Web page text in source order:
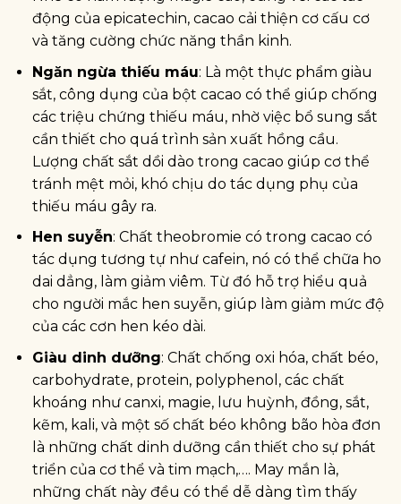
động của epicatechin, cacao cải thiện cơ cấu cơ
và tăng cường chức năng thần kinh.
Ngăn ngừa thiếu máu: Là một thực phẩm giàu
sắt, công dụng của bột cacao có thể giúp chống
các triệu chứng thiếu máu, nhờ việc bổ sung sắt
cần thiết cho quá trình sản xuất hồng cầu.
Lượng chất sắt dồi dào trong cacao giúp cơ thể
tránh mệt mỏi, khó chịu do tác dụng phụ của
thiếu máu gây ra.
Hen suyễn: Chất theobromie có trong cacao có
tác dụng tương tự như cafein, nó có thể chữa ho
dai dẳng, làm giảm viêm. Từ đó hỗ trợ hiểu quả
cho người mắc hen suyễn, giúp làm giảm mức độ
của các cơn hen kéo dài.
Giàu dinh dưỡng: Chất chống oxi hóa, chất béo,
carbohydrate, protein, polyphenol, các chất
khoáng như canxi, magie, lưu huỳnh, đồng, sắt,
kẽm, kali, và một số chất béo không bão hòa đơn
là những chất dinh dưỡng cần thiết cho sự phát
triển của cơ thể và tim mạch,…. May mắn là,
những chất này đều có thể dễ dàng tìm thấy